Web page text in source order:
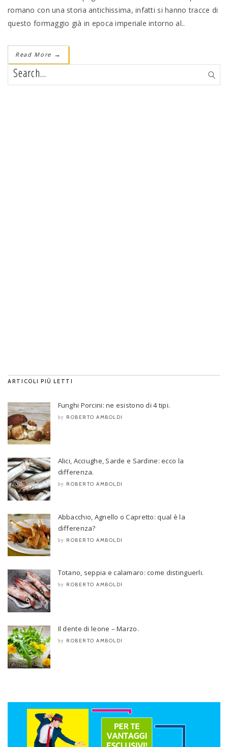
romano con una storia antichissima, infatti si hanno tracce di
questo formaggio già in epoca imperiale intorno al..
Read More →
ARTICOLI PIÙ LETTI
Funghi Porcini: ne esistono di 4 tipi.
by ROBERTO AMBOLDI
Alici, Acciughe, Sarde e Sardine: ecco la
differenza.
by ROBERTO AMBOLDI
Abbacchio, Agnello o Capretto: qual è la
differenza?
by ROBERTO AMBOLDI
Totano, seppia e calamaro: come distinguerli.
by ROBERTO AMBOLDI
Il dente di leone – Marzo.
by ROBERTO AMBOLDI